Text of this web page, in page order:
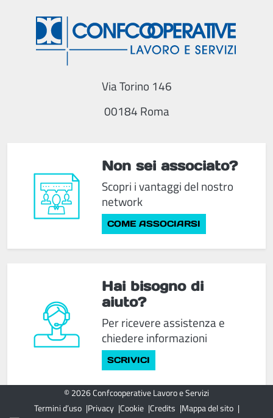
Non sei associato?
Scopri i vantaggi del nostro
network
COME ASSOCIARSI
Via Torino 146
00184 Roma
Hai bisogno di
aiuto?
Per ricevere assistenza e
chiedere informazioni
SCRIVICI
© 2026 Confcooperative Lavoro e Servizi
Termini d’uso Privacy Cookie Credits Mappa del sito